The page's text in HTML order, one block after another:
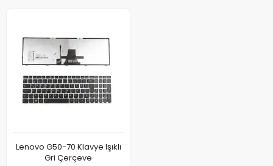
Lenovo G50-70 Klavye Işıklı
Gri Çerçeve